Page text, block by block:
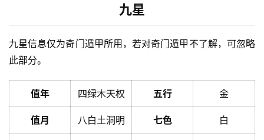
九星
九星信息仅为奇门遁甲所用，若对奇门遁甲不了解，可忽略
此部分。
值年 四绿木天权 五行 金
值月 八白土洞明 七色 白